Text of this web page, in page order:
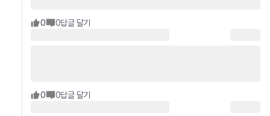
0 0답글 달기
0 0답글 달기